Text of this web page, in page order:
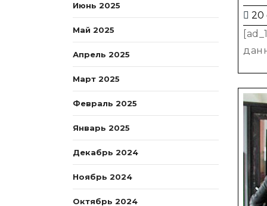
Июнь 2025
Май 2025
Апрель 2025
Март 2025
Февраль 2025
Январь 2025
Декабрь 2024
Ноябрь 2024
Октябрь 2024
20